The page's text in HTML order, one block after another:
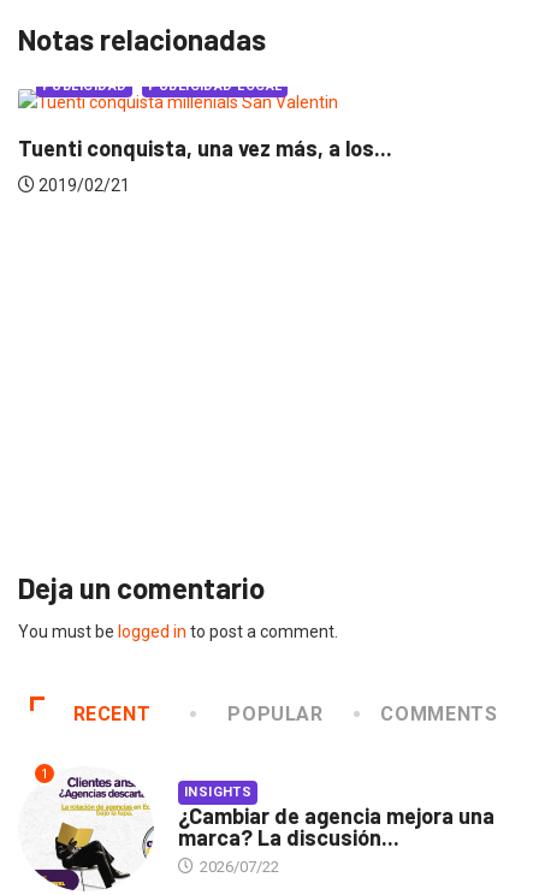
Notas relacionadas
PUBLICIDAD PUBLICIDAD LOCAL
Tuenti conquista, una vez más, a los...
2019/02/21
Deja un comentario
You must be logged in to post a comment.
RECENT POPULAR COMMENTS
1
INSIGHTS
¿Cambiar de agencia mejora una
marca? La discusión...
2026/07/22